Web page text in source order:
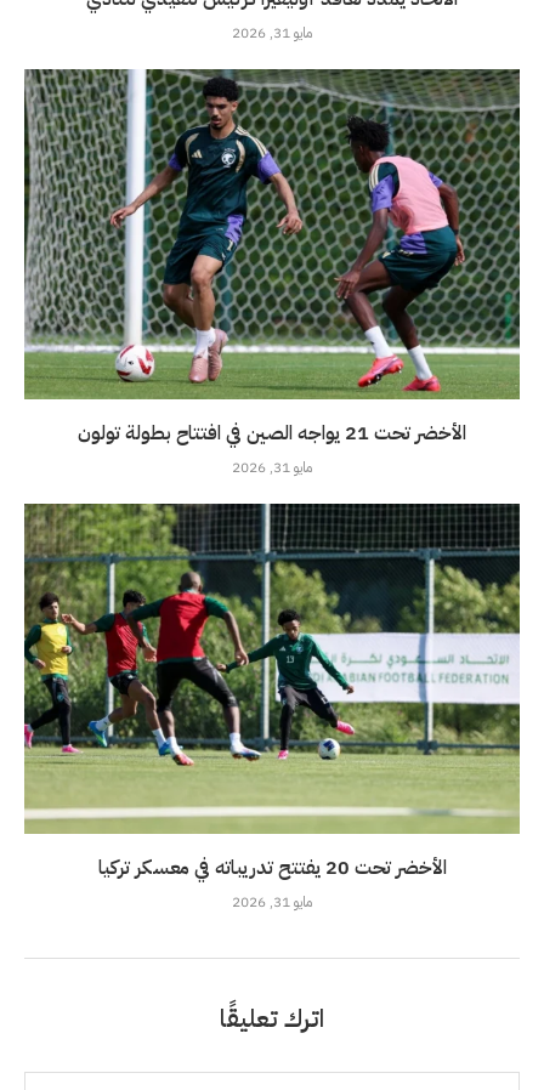
مايو 31, 2026
الأخضر تحت 21 يواجه الصين في افتتاح بطولة تولون
مايو 31, 2026
الأخضر تحت 20 يفتتح تدريباته في معسكر تركيا
مايو 31, 2026
اترك تعليقًا